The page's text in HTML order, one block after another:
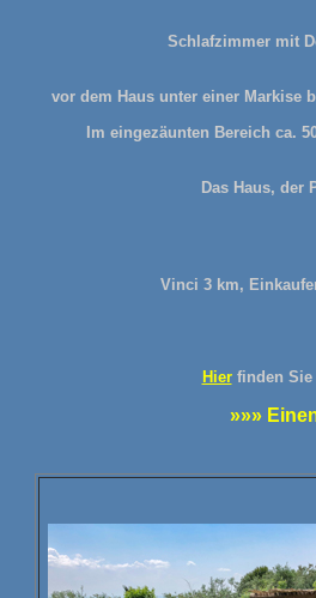
Schlafzimmer mit
vor dem Haus unter einer Markise
Im eingezäunten Bereich ca.
Das Haus, der
Vinci 3 km,
Hier finden Sie
»»»